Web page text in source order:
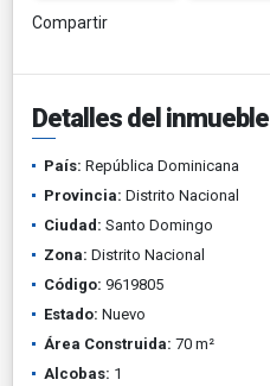
Compartir
Detalles del inmueble
País: República Dominicana
Provincia: Distrito Nacional
Ciudad: Santo Domingo
Zona: Distrito Nacional
Código: 9619805
Estado: Nuevo
Área Construida: 70 m²
Alcobas: 1